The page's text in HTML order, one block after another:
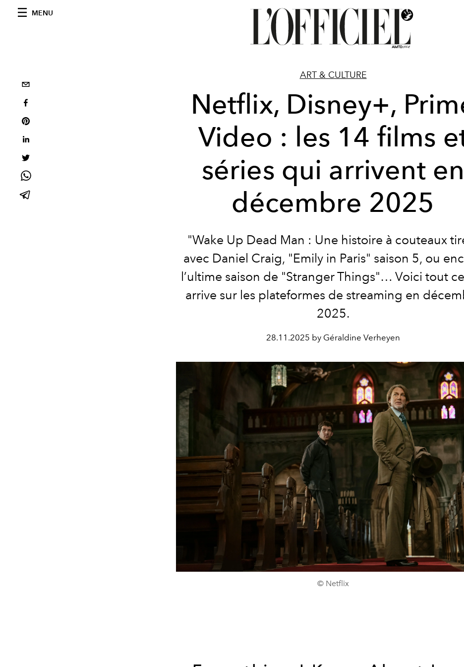
MENU
ART & CULTURE
Netflix, Disney+,
Video : les 14 films
séries qui arrivent en
décembre 2025
"Wake Up Dead Man : Une histoire à couteaux
avec Daniel Craig, "Emily in Paris" saison 5, ou
l’ultime saison de "Stranger Things"… Voici tout
arrive sur les plateformes de streaming en
2025.
28.11.2025 by Géraldine Verheyen
© Netflix